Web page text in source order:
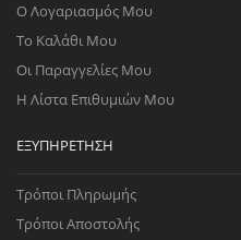
Ο Λογαριασμός Μου
Το Καλάθι Μου
Οι Παραγγελίες Μου
Η Λίστα Επιθυμιών Μου
ΕΞΥΠΗΡΈΤΗΣΗ
Τρόποι Πληρωμής
Τρόποι Αποστολής